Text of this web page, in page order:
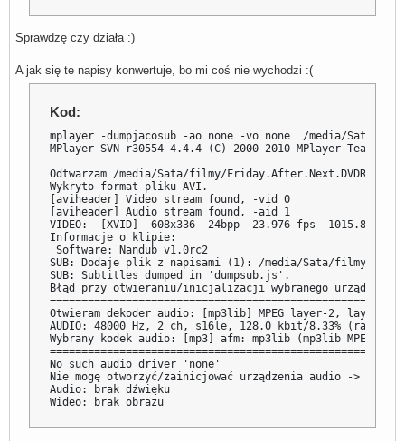
Sprawdzę czy działa :)
A jak się te napisy konwertuje, bo mi coś nie wychodzi :(
Kod:
mplayer -dumpjacosub -ao none -vo none  /media/Sata/
MPlayer SVN-r30554-4.4.4 (C) 2000-2010 MPlayer Team
Odtwarzam /media/Sata/filmy/
Wykryto format pliku AVI.
[aviheader] Video stream found, -vid 0
[aviheader] Audio stream found, -aid 1
VIDEO:  [XVID]  608x336  24bpp  23.976 fps  1015.8
Informacje o klipie:
Software: Nandub v1.0rc2
SUB: Dodaje plik z napisami (1): /media/Sata/filmy/
SUB: Subtitles dumped in 'dumpsub.js'.
Błąd przy otwieraniu/inicjalizacji wybranego
Otwieram dekoder audio: [mp3lib] MPEG layer-2, layer-3
AUDIO: 48000 Hz, 2 ch, s16le, 128.0 kbit/8.33% (ratio:
Wybrany kodek audio: [mp3] afm: mp3lib (mp3lib MPEG
No such audio driver 'none'
Nie mogę otworzyć/zainicjować urządzenia audio -> brak
Audio: brak dźwięku
Wideo: brak obrazu